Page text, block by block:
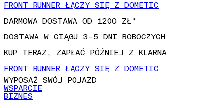
DARMOWA DOSTAWA OD 1200 ZŁ*
DOSTAWA W CIĄGU 3–5 DNI ROBOCZYCH
KUP TERAZ, ZAPŁAĆ PÓŹNIEJ Z KLARNA
FRONT RUNNER ŁĄCZY SIĘ Z DOMETIC
WYPOSAŻ SWÓJ POJAZD
WSPARCIE
BIZNES